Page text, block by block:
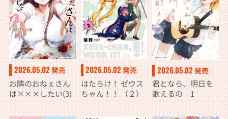
2026.05.02発売
お隣のおねぇさん
は×××したい(3)
2026.05.02 発売
はたらけ！ ゼウス
ちゃん！！ （２）
2026.05.02 発売
君となら、明日を
歌えるの 1